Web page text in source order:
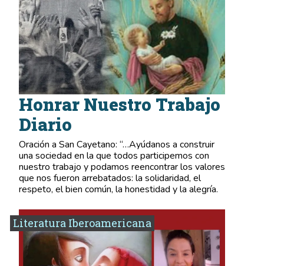
Honrar Nuestro Trabajo
Diario
Oración a San Cayetano: “…Ayúdanos a construir
una sociedad en la que todos participemos con
nuestro trabajo y podamos reencontrar los valores
que nos fueron arrebatados: la solidaridad, el
respeto, el bien común, la honestidad y la alegría.
Literatura Iberoamericana